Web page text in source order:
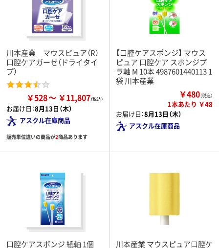
川本産業 マウスピュア（R）
口腔ケアガーゼ（ドライタイ
プ）
￥528 ￥11,807
お届け日：8月13日（木）
アスクル在庫商品
販売単位違いの商品が2商品あります
【口腔ケアスポンジ】 マウス
ピュア 口腔ケア スポンジプ
ラ軸 M 10本 4987601440113 1
袋 川本産業
￥480（税込）
1本あたり ￥48
お届け日：8月13日（木）
アスクル在庫商品
口腔ケアスポンジ 紙軸 1個
川本産業 マウスピュア口腔ケ